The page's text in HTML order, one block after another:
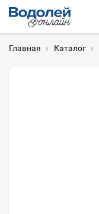
Главная › Каталог ›